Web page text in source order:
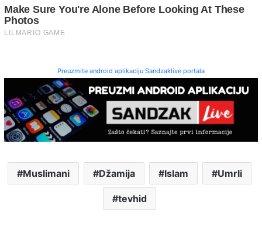
Preuzmite android aplikaciju Sandzaklive portala
Muslimani Džamija Islam Umrli
tevhid